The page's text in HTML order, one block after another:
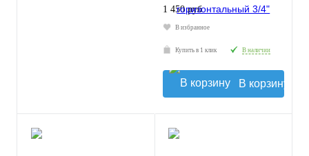
1 450 руб.
В избранное
Купить в 1 клик В наличии
В корзину